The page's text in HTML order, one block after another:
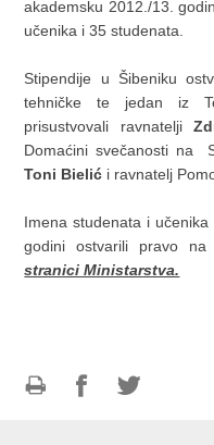
akademsku 2012./13.
učenika i 35 studenata.
Stipendije u Šibeniku
tehničke te jedan iz
prisustvovali ravnatelji
Domaćini svečanosti na
Toni Bielić i ravnatelj
Imena studenata i
godini ostvarili pravo
stranici Ministarstva.